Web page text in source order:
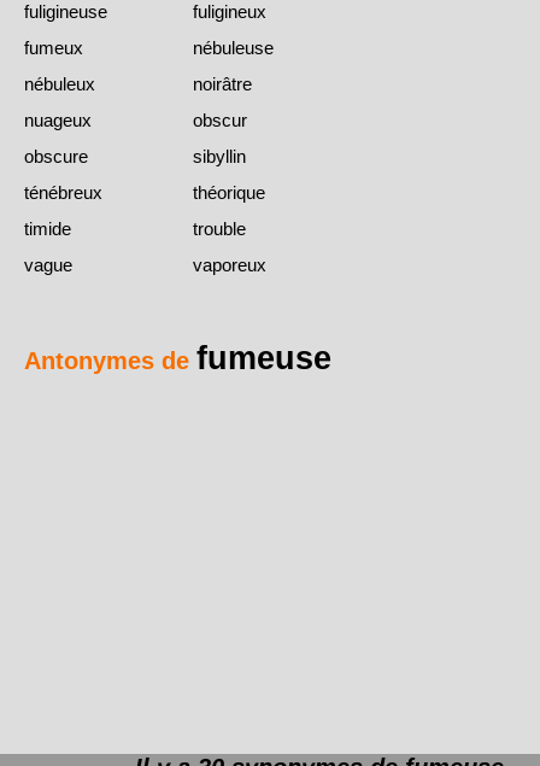
fuligineuse
fuligineux
fumeux
nébuleuse
nébuleux
noirâtre
nuageux
obscur
obscure
sibyllin
ténébreux
théorique
timide
trouble
vague
vaporeux
Antonymes de fumeuse